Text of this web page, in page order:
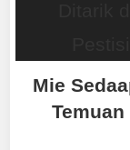
Mie